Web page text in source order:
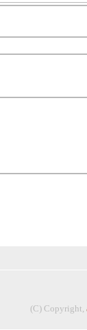
(C) Copyright,